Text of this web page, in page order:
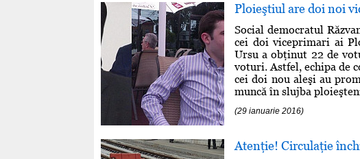
Ploieştiul are doi noi
Social democratul
cei doi viceprimari ai
Ursu a obţinut 22 de
voturi. Astfel, echipa de
cei doi nou aleşi au
muncă în slujba
(29 ianuarie 2016)
Atenţie! Circulaţie